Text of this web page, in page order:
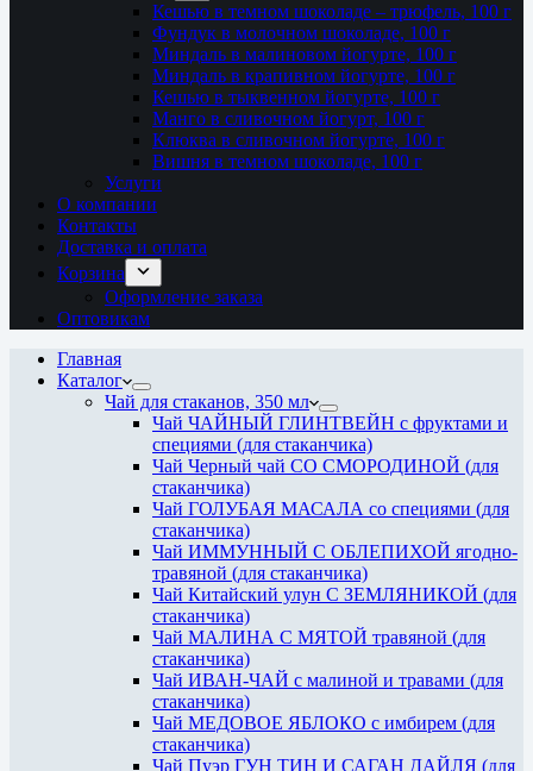
Кешью в темном шоколаде – трюфель, 100 г
Фундук в молочном шоколаде, 100 г
Миндаль в малиновом йогурте, 100 г
Миндаль в крапивном йогурте, 100 г
Кешью в тыквенном йогурте, 100 г
Манго в сливочном йогурт, 100 г
Клюква в сливочном йогурте, 100 г
Вишня в темном шоколаде, 100 г
Услуги
О компании
Контакты
Доставка и оплата
Корзина
Оформление заказа
Оптовикам
Главная
Каталог
Чай для стаканов, 350 мл
Чай ЧАЙНЫЙ ГЛИНТВЕЙН с фруктами и
специями (для стаканчика)
Чай Черный чай СО СМОРОДИНОЙ (для
стаканчика)
Чай ГОЛУБАЯ МАСАЛА со специями (для
стаканчика)
Чай ИММУННЫЙ С ОБЛЕПИХОЙ ягодно-
травяной (для стаканчика)
Чай Китайский улун С ЗЕМЛЯНИКОЙ (для
стаканчика)
Чай МАЛИНА С МЯТОЙ травяной (для
стаканчика)
Чай ИВАН-ЧАЙ с малиной и травами (для
стаканчика)
Чай МЕДОВОЕ ЯБЛОКО с имбирем (для
стаканчика)
Чай Пуэр ГУН ТИН И САГАН ДАЙЛЯ (для